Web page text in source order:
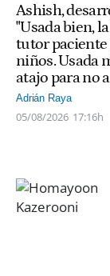
Ashish,
"Usada bien,
tutor paciente
niños. Usada
atajo para no
Adrián Raya
05/08/2026 17:16h